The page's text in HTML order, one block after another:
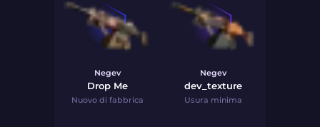
Negev
Drop Me
Nuovo di fabbrica
Negev
dev_texture
Usura minima